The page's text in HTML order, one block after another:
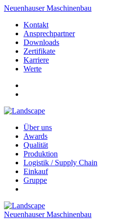
Neuenhauser Maschinenbau
Kontakt
Ansprechpartner
Downloads
Zertifikate
Karriere
Werte
Über uns
Awards
Qualität
Produktion
Logistik / Supply Chain
Einkauf
Gruppe
Neuenhauser Maschinenbau